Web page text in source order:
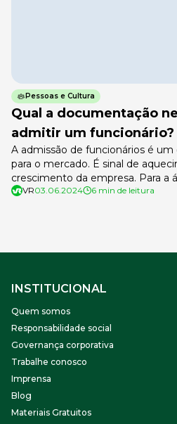
Pessoas e Cultura
Qual a documentação
admitir um funcionário?
A admissão de funcionários é
para o mercado. É sinal de
crescimento da empresa. Para a
Humanos significa o início de um
VR03.06.2024 6 min de leitura
INSTITUCIONAL
Quem somos
Responsabilidade social
Governança corporativa
Trabalhe conosco
Imprensa
Blog
Materiais Gratuitos